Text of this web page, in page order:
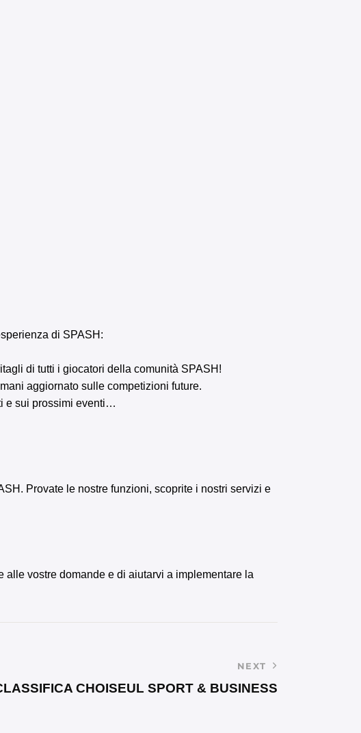
di SPASH:
di tutti i giocatori della comunità SPASH!
aggiornato sulle competizioni future.
e sui prossimi eventi…
Provate le nostre funzioni, scoprite i nostri servizi e
alle vostre domande e di aiutarvi a implementare la
NEXT
CHOISEUL SPORT & BUSINESS